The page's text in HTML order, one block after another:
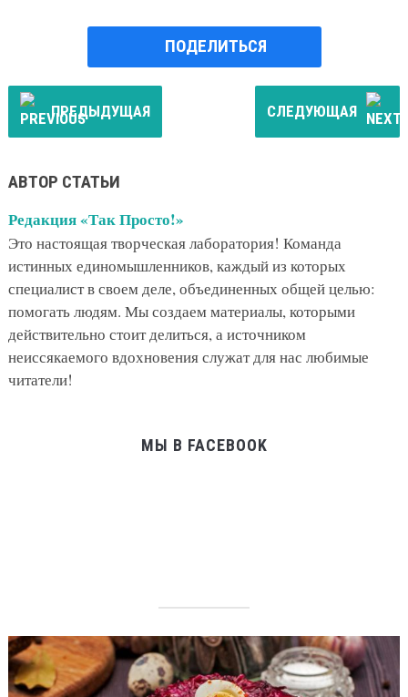
ПОДЕЛИТЬСЯ
ПРЕДЫДУЩАЯ СЛЕДУЮЩАЯ
АВТОР СТАТЬИ
Редакция «Так Просто!»
Это настоящая творческая лаборатория! Команда
истинных единомышленников, каждый из которых
специалист в своем деле, объединенных общей целью:
помогать людям. Мы создаем материалы, которыми
действительно стоит делиться, а источником
неиссякаемого вдохновения служат для нас любимые
читатели!
МЫ В FACEBOOK